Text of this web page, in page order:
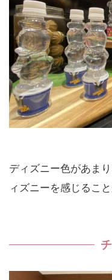
ディズニー色があま
ィズニーを感じるこ